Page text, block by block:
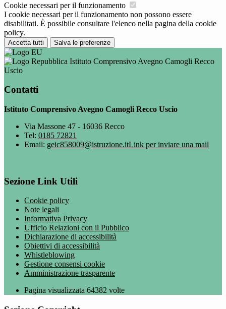
Cookie necessari per il funzionamento
I cookie necessari per il funzionamento non possono essere
disabilitati. È possibile consultare l'elenco nella pagina della cookie
policy.
Accetta tutti Salva le preferenze
Istituto Comprensivo Avegno Camogli Recco
Uscio
Contatti
Istituto Comprensivo Avegno Camogli Recco Uscio
Via Massone 47 - 16036 Recco
Tel: 0185 72821
Email: geic858009@istruzione.itLink per inviare una mail
Sezione Link Utili
Cookie policy
Note legali
Informativa Privacy
Ufficio Relazioni con il Pubblico
Dichiarazione di accessibilità
Obiettivi di accessibilità
Whistleblowing
Gestione consensi cookie
Amministrazione trasparente
Pagina visualizzata 64382 volte